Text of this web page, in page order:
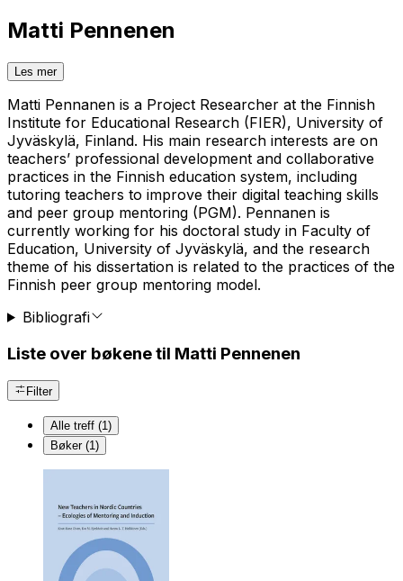
Matti Pennenen
Les mer
Matti Pennanen is a Project Researcher at the Finnish
Institute for Educational Research (FIER), University of
Jyväskylä, Finland. His main research interests are on
teachers’ professional development and collaborative
practices in the Finnish education system, including
tutoring teachers to improve their digital teaching skills
and peer group mentoring (PGM). Pennanen is
currently working for his doctoral study in Faculty of
Education, University of Jyväskylä, and the research
theme of his dissertation is related to the practices of the
Finnish peer group mentoring model.
Bibliografi
Liste over bøkene til Matti Pennenen
Filter
Alle treff (1)
Bøker (1)